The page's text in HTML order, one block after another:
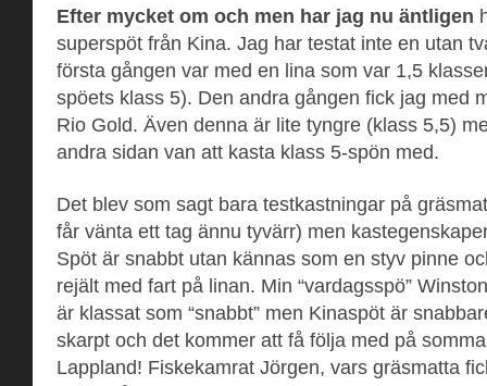
Efter mycket om och men har jag nu äntligen
superspöt från Kina. Jag har testat inte en utan
första gången var med en lina som var 1,5
spöets klass 5). Den andra gången fick jag med
Rio Gold. Även denna är lite tyngre (klass 5,5)
andra sidan van att kasta klass 5-spön med.
Det blev som sagt bara testkastningar på
får vänta ett tag ännu tyvärr) men
Spöt är snabbt utan kännas som en styv pinne
rejält med fart på linan. Min “vardagsspö”
är klassat som “snabbt” men Kinaspöt är
skarpt och det kommer att få följa med på
Lappland! Fiskekamrat Jörgen, vars gräsmatta